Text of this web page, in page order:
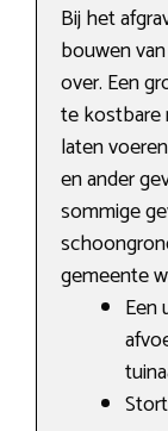
Bij het
bouwen
over. Een
te kostbare
laten
en ander
sommige
gemeente
Een